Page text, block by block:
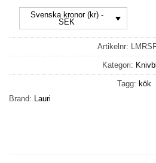
Svenska kronor (kr) -
SEK
Artikelnr:
Kategori:
Tagg: kök
Brand:
Lauri